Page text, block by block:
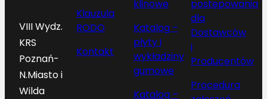
VIII Wydz.
KRS
Poznań-
N.Miasto i
Wilda
Klauzula
RODO
Kontakt
klinowe
Katalog –
płyty i
wykładziny
gumowe
Katalog –
postępowania
dla
Dostawców
i
Producentów
Procedura